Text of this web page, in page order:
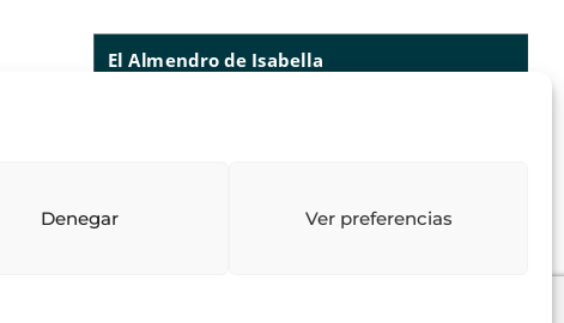
Denegar Ver preferencias
El Almendro de Isabella